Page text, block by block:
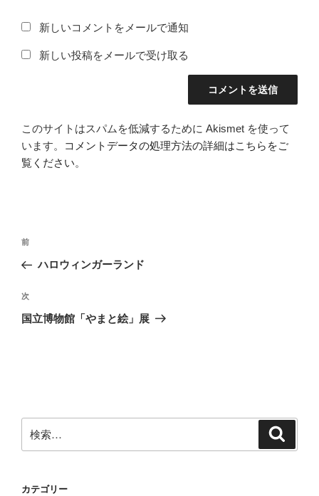
新しいコメントをメールで通知
新しい投稿をメールで受け取る
このサイトはスパムを低減するために Akismet を使って
います。
コメントデータの処理方法の詳細はこちらをご
覧ください。
投
ナ
ビ
ゲ
前
の
稿
前
ハロウィンガーランド
次
の
次
国立博物館「やまと絵」展
索:
カテゴリー